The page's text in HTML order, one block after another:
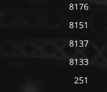
8176
8151
8137
8133
251